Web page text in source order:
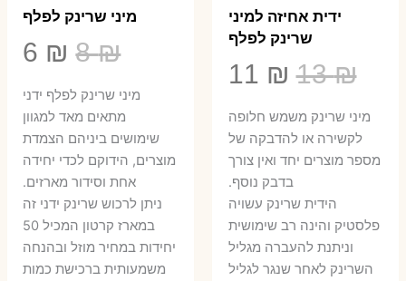
ידית אחיזה למיני
שרינק לפלף
13₪
המחיר
המקורי
היה:
13 ₪.
11 ₪
הוא:
​מיני שרינק משמש חלופה
לקשירה או להדבקה של
מספר מוצרים יחד ואין צורך
בדבק נוסף.
הידית שרינק עשויה
פלסטיק והינה רב שימושית
וניתנת להעברה מגליל
השרינק לאחר שנגר לגליל
מיני שרינק לפלף
8₪
היה:
8 ₪.
6 ₪
6 ₪.
מיני שרינק לפלף ידני
מתאים מאד למגוון
שימושים ביניהם הצמדת
מוצרים, הידוקם לכדי יחידה
אחת וסידור מארזים.
ניתן לרכוש שרינק ידני זה
במארז קרטון המכיל 50
יחידות במחיר מוזל ובהנחה
משמעותית ברכישת כמות